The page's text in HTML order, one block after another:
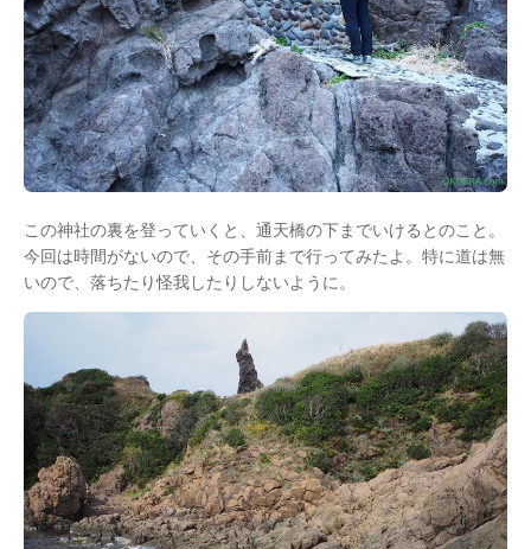
この神社の裏を登っていくと、通天橋の下までいけるとのこと。
今回は時間がないので、その手前まで行ってみたよ。特に道は無
いので、落ちたり怪我したりしないように。